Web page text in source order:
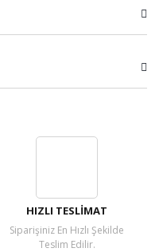
HIZLI TESLİMAT
Siparişiniz En Hızlı Şekilde
Teslim Edilir.